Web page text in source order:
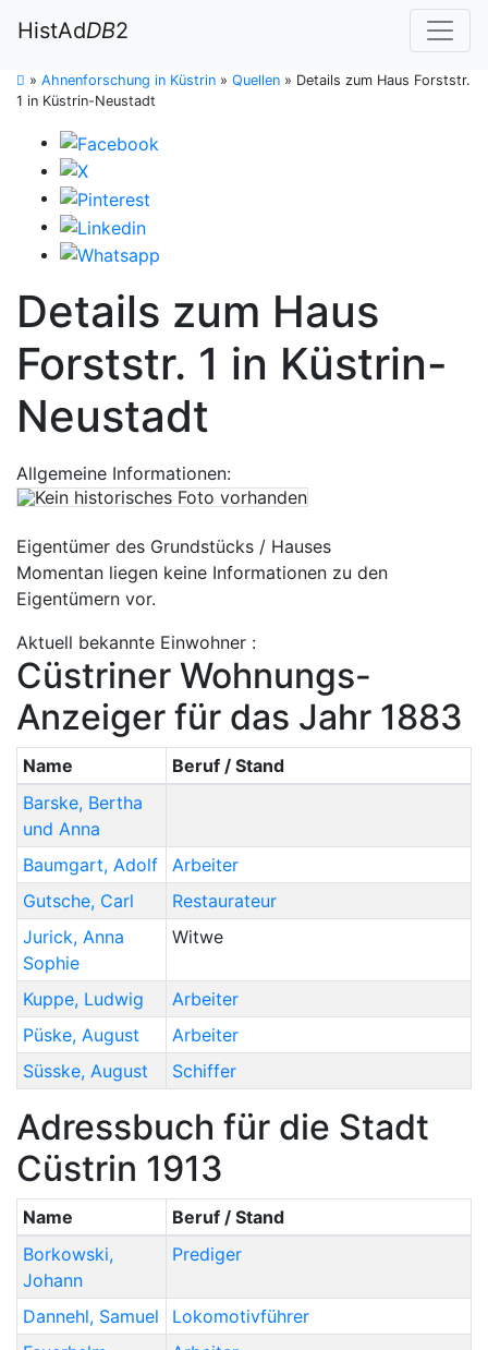
HistAdDB2
» Ahnenforschung in Küstrin » Quellen » Details zum Haus Forststr.
1 in Küstrin-Neustadt
Details zum Haus
Forststr. 1 in Küstrin-
Neustadt
Allgemeine Informationen:
Eigentümer des Grundstücks / Hauses
Momentan liegen keine Informationen zu den
Eigentümern vor.
Aktuell bekannte Einwohner :
Cüstriner Wohnungs-
Anzeiger für das Jahr 1883
Name
Beruf / Stand
Barske, Bertha
und Anna
Baumgart, Adolf
Arbeiter
Gutsche, Carl
Restaurateur
Jurick, Anna
Sophie
Witwe
Kuppe, Ludwig
Arbeiter
Püske, August
Arbeiter
Süsske, August Schiffer
Adressbuch für die Stadt
Cüstrin 1913
Name
Beruf / Stand
Borkowski,
Johann
Prediger
Dannehl, Samuel
Lokomotivführer